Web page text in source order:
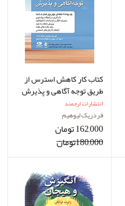
کتاب کار کاهش استرس از
طریق توجه آگاهی و پذیرش
انتشارات ارجمند
فردریک لیوهیم
162,000 تومان
180,000تومان